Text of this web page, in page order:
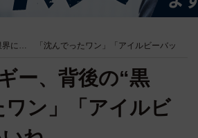
界に… 「沈んでったワン」「アイルビーバッ
ー、背後の“黒
ン」「アイルビ